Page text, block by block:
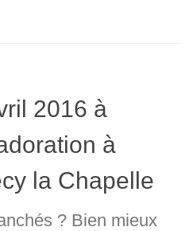
2016 à
à
la Chapelle
? Bien mieux